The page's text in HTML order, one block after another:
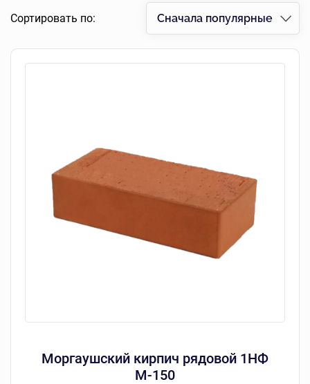
Сортировать по: Сначала популярные
Моргаушский кирпич рядовой 1НФ
М-150